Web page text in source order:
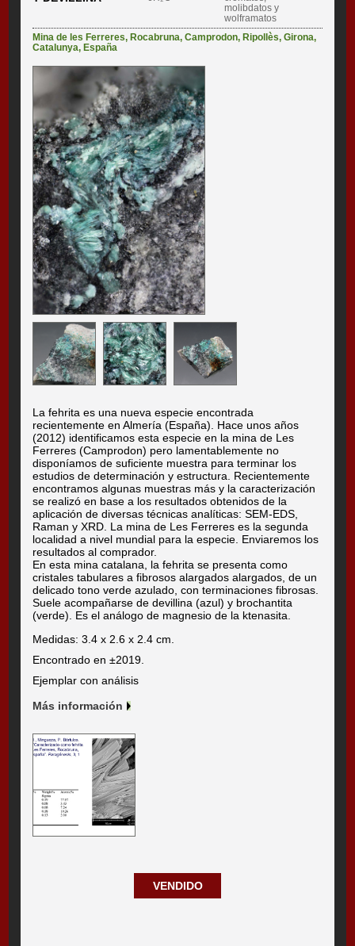
molibdatos y
wolframatos
Mina de les Ferreres,Rocabruna,Camprodon,Ripollès,Girona,
Catalunya,España
La fehrita es una nueva especie encontrada
recientemente en Almería (España). Hace unos años
(2012) identificamos esta especie en la mina de Les
Ferreres (Camprodon) pero lamentablemente no
disponíamos de suficiente muestra para terminar los
estudios de determinación y estructura. Recientemente
encontramos algunas muestras más y la caracterización
se realizó en base a los resultados obtenidos de la
aplicación de diversas técnicas analíticas: SEM-EDS,
Raman y XRD. La mina de Les Ferreres es la segunda
localidad a nivel mundial para la especie. Enviaremos los
resultados al comprador.
En esta mina catalana, la fehrita se presenta como
cristales tabulares a fibrosos alargados alargados, de un
delicado tono verde azulado, con terminaciones fibrosas.
Suele acompañarse de devillina (azul) y brochantita
(verde). Es el análogo de magnesio de la ktenasita.
Medidas: 3.4 x 2.6 x 2.4 cm.
Encontrado en ±2019.
Ejemplar con análisis
Más información
VENDIDO